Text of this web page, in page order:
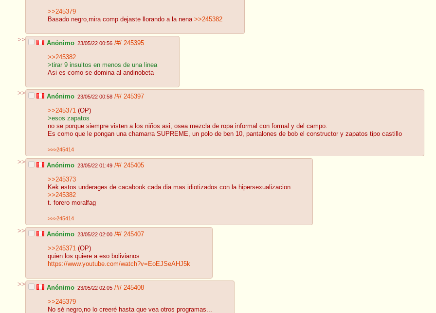
>>245379
Basado negro,mira comp dejaste llorando a la nena >>245382
>> Anónimo 23/05/22 00:56 /#/ 245395
>>245382
>tirar 9 insultos en menos de una linea
Asi es como se domina al andinobeta
>> Anónimo 23/05/22 00:58 /#/ 245397
>>245371 (OP)
>esos zapatos
no se porque siempre visten a los niños asi, osea mezcla de ropa informal con formal y del campo.
Es como que le pongan una chamarra SUPREME, un polo de ben 10, pantalones de bob el constructor y zapatos tipo castillo
>>>245414
>> Anónimo 23/05/22 01:49 /#/ 245405
>>245373
Kek estos underages de cacabook cada dia mas idiotizados con la hipersexualizacion
>>245382
t. forero moralfag
>>>245414
>> Anónimo 23/05/22 02:00 /#/ 245407
>>245371 (OP)
quien los quiere a eso bolivianos
https://www.youtube.com/watch?v=EoEJSeAHJ5k
>> Anónimo 23/05/22 02:05 /#/ 245408
>>245379
No sé negro,no lo creeré hasta que vea otros programas...